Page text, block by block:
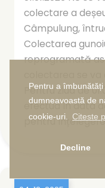
Pentru a
dumneavoastă de
cookie-uri. Citeste
Decline
colectare a
Câmpulung,
Colectarea
reprogramată
Pentru ziua de
efectua în data
pentru